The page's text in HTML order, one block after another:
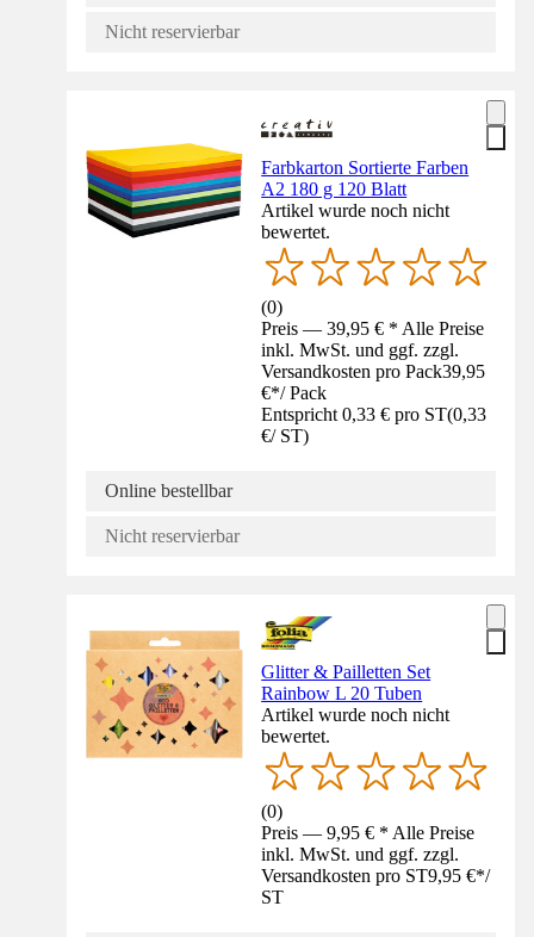
Nicht reservierbar
Farbkarton Sortierte Farben
A2 180 g 120 Blatt
Artikel wurde noch nicht
bewertet.
(0)
Preis — 39,95 € * Alle Preise
inkl. MwSt. und ggf. zzgl.
Versandkosten pro Pack39,95
€*/ Pack
Entspricht 0,33 € pro ST(0,33
€/ ST)
Online bestellbar
Nicht reservierbar
Glitter & Pailletten Set
Rainbow L 20 Tuben
Artikel wurde noch nicht
bewertet.
(0)
Preis — 9,95 € * Alle Preise
inkl. MwSt. und ggf. zzgl.
Versandkosten pro ST9,95 €*/
ST